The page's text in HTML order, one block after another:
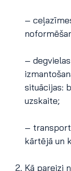
–
–
situācijas:
uzskaite;
–
kārtējā un
Kā pareizi